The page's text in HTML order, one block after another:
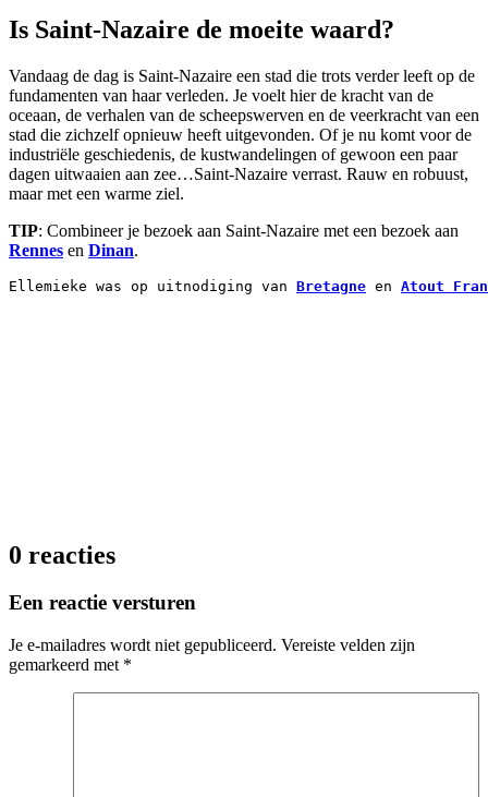
Is Saint-Nazaire de moeite waard?
Vandaag de dag is Saint-Nazaire een stad die trots verder leeft op de
fundamenten van haar verleden. Je voelt hier de kracht van de
oceaan, de verhalen van de scheepswerven en de veerkracht van een
stad die zichzelf opnieuw heeft uitgevonden. Of je nu komt voor de
industriële geschiedenis, de kustwandelingen of gewoon een paar
dagen uitwaaien aan zee…Saint-Nazaire verrast. Rauw en robuust,
maar met een warme ziel.
TIP: Combineer je bezoek aan Saint-Nazaire met een bezoek aan
Rennes en Dinan.
Ellemieke was op uitnodiging van Bretagne en Atout
0 reacties
Een reactie versturen
Je e-mailadres wordt niet gepubliceerd. Vereiste velden zijn
gemarkeerd met *